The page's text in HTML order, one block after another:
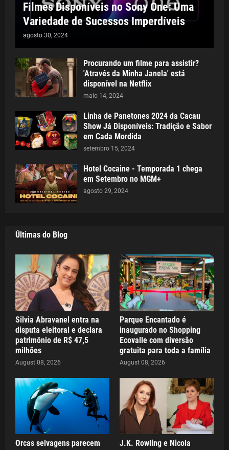
Filmes Disponíveis no Sony One: Uma
Variedade de Sucessos Imperdíveis
agosto 30, 2024
Procurando um filme para assistir?
'Através da Minha Janela' está
disponível na Netflix
maio 14, 2024
Linha de Panetones 2024 da Cacau
Show Já Disponíveis: Tradição e Sabor
em Cada Mordida
setembro 15, 2024
Hotel Cocaine - Temporada 1 chega
em Setembro no MGM+
agosto 29, 2024
Últimas do Blog
Silvia Abravanel entra na
disputa eleitoral e declara
patrimônio de R$ 47,5
milhões
August 08, 2026
Parque Encantado é
inaugurado no Shopping
Ecovalle com diversão
gratuita para toda a família
August 08, 2026
Orcas selvagens parecem
J.K. Rowling e Nicola